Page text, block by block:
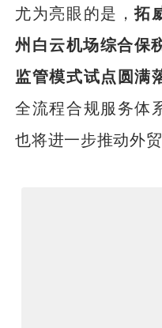
尤为亮眼的是，拓
州白云机场综合保
监管模式试点圆满
全流程合规服务体
也将进一步推动外